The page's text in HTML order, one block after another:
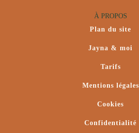
À PROPOS
Plan du site
Jayna & moi
Tarifs
Mentions légales
Cookies
Confidentialité